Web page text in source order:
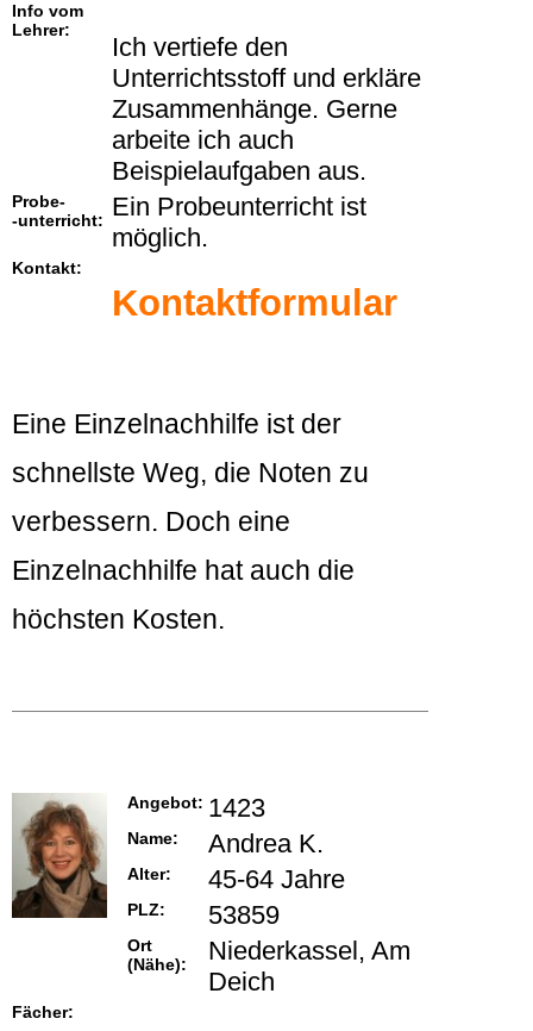
Info vom
Lehrer:
Ich vertiefe den
Unterrichtsstoff und erkläre
Zusammenhänge. Gerne
arbeite ich auch
Beispielaufgaben aus.
Probe-
-unterricht: Ein Probeunterricht ist
möglich.
Kontakt:
Kontaktformular
Eine Einzelnachhilfe ist der
schnellste Weg, die Noten zu
verbessern. Doch eine
Einzelnachhilfe hat auch die
höchsten Kosten.
Angebot: 1423
Name: Andrea K.
Alter: 45-64 Jahre
PLZ: 53859
Ort
(Nähe):
Niederkassel, Am
Deich
Fächer: